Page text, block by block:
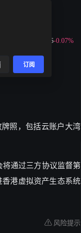
-0.07%
照，包括云账户大湾
通过三方协议监督第
港虚拟资产生态系统
风险提示
订阅